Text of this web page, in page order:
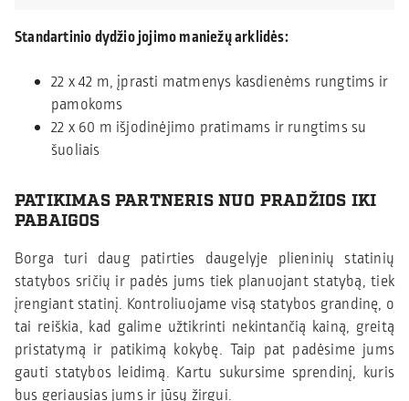
Standartinio dydžio jojimo maniežų arklidės:
22 x 42 m, įprasti matmenys kasdienėms rungtims ir
pamokoms
22 x 60 m išjodinėjimo pratimams ir rungtims su
šuoliais
PATIKIMAS PARTNERIS NUO PRADŽIOS IKI
PABAIGOS
Borga turi daug patirties daugelyje plieninių statinių
statybos sričių ir padės jums tiek planuojant statybą, tiek
įrengiant statinį. Kontroliuojame visą statybos grandinę, o
tai reiškia, kad galime užtikrinti nekintančią kainą, greitą
pristatymą ir patikimą kokybę. Taip pat padėsime jums
gauti statybos leidimą. Kartu sukursime sprendinį, kuris
bus geriausias jums ir jūsų žirgui.